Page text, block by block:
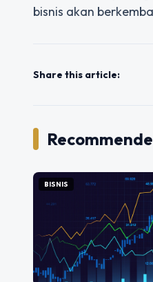
bisnis akan
Share this article:
BISNIS